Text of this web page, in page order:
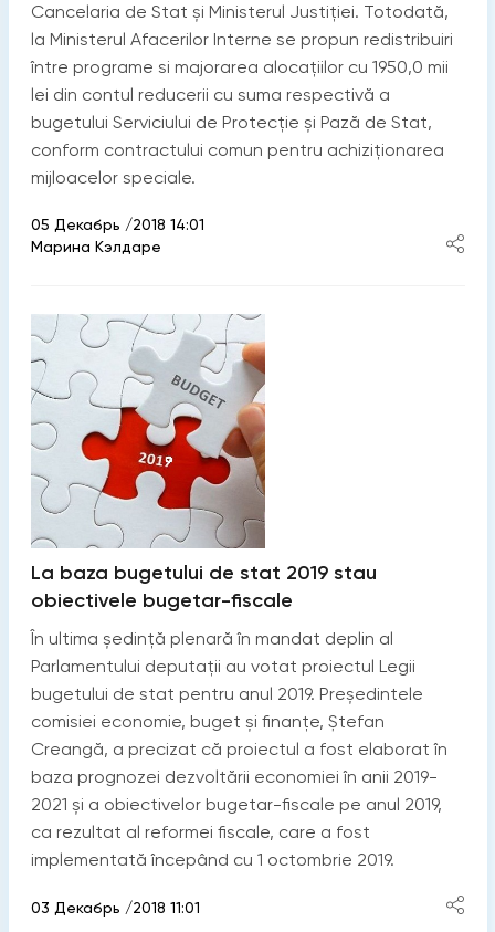
Cancelaria de Stat și Ministerul Justiției. Totodată,
la Ministerul Afacerilor Interne se propun redistribuiri
între programe si majorarea alocațiilor cu 1950,0 mii
lei din contul reducerii cu suma respectivă a
bugetului Serviciului de Protecție și Pază de Stat,
conform contractului comun pentru achiziționarea
mijloacelor speciale.
05 Декабрь /2018 14:01
Марина Кэлдаре
La baza bugetului de stat 2019 stau
obiectivele bugetar-fiscale
În ultima ședință plenară în mandat deplin al
Parlamentului deputații au votat proiectul Legii
bugetului de stat pentru anul 2019. Președintele
comisiei economie, buget și finanțe, Ștefan
Creangă, a precizat că proiectul a fost elaborat în
baza prognozei dezvoltării economiei în anii 2019-
2021 și a obiectivelor bugetar-fiscale pe anul 2019,
ca rezultat al reformei fiscale, care a fost
implementată începând cu 1 octombrie 2019.
03 Декабрь /2018 11:01